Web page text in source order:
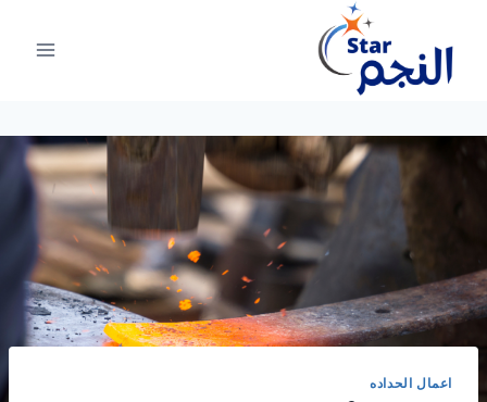
المحتوى
اعمال الحداده